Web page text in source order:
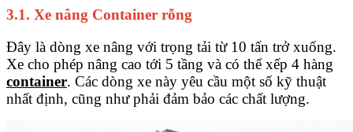
3.1. Xe nâng Container rỗng
Đây là dòng xe nâng với trọng tải từ 10 tấn trở xuống.
Xe cho phép nâng cao tới 5 tầng và có thể xếp 4 hàng
container. Các dòng xe này yêu cầu một số kỹ thuật
nhất định, cũng như phải đảm bảo các chất lượng.